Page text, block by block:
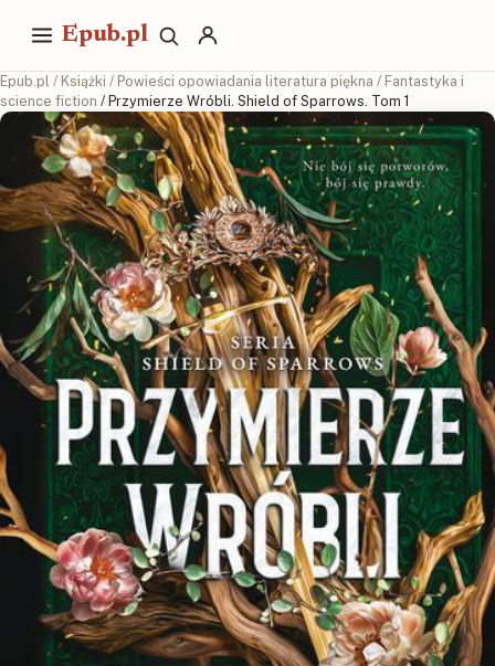
Epub.pl
Epub.pl / Książki / Powieści opowiadania literatura piękna / Fantastyka i
science fiction / Przymierze Wróbli. Shield of Sparrows. Tom 1